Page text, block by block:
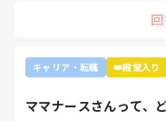
り、看護のつながりが
すし、今後成長させて
いないです。
アややることが多く
外来や検診センターは
で、病棟での臨床経験
きな病院だとどうし
キャリア・転職 👑殿堂入り
ママナースさんって、